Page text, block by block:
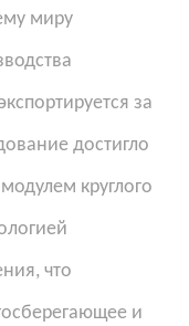
миру
за
достигло
круглого
что
и